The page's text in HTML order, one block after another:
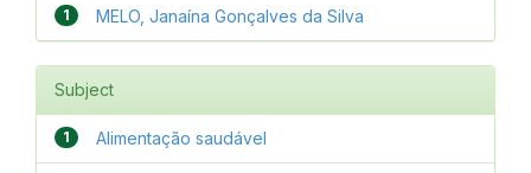
1 MELO, Janaína Gonçalves da Silva
Subject
1 Alimentação saudável